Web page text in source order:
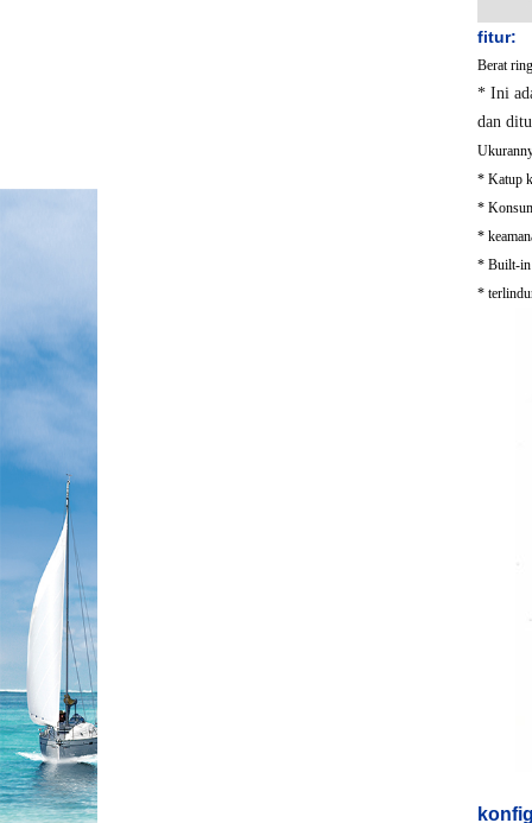
fitur:
Berat
* Ini
dan
* Katup
*
*
* Built-in
*